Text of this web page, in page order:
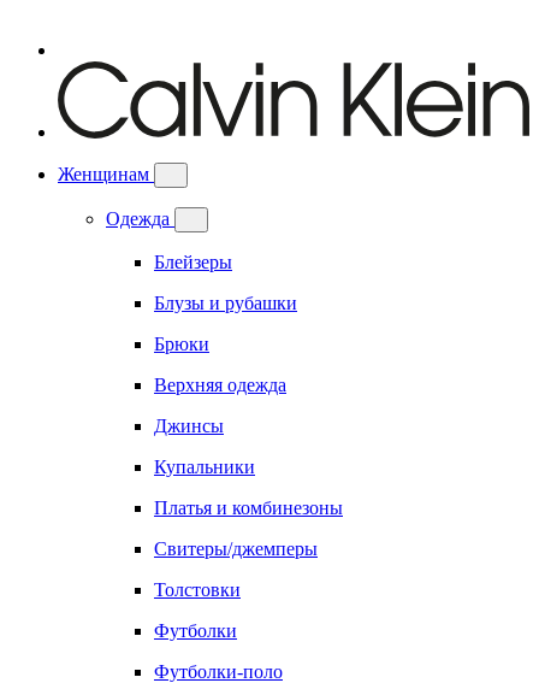
Женщинам
Одежда
Блейзеры
Блузы и рубашки
Брюки
Верхняя одежда
Джинсы
Купальники
Платья и комбинезоны
Свитеры/джемперы
Толстовки
Футболки
Футболки-поло